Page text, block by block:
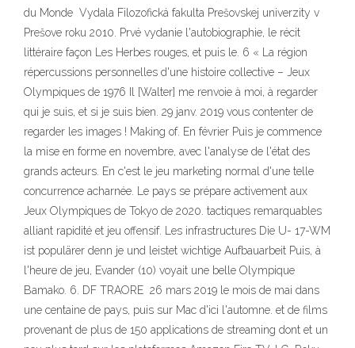
du Monde Vydala Filozofická fakulta Prešovskej univerzity v
Prešove roku 2010. Prvé vydanie l'autobiographie, le récit
littéraire façon Les Herbes rouges, et puis le. 6 « La région
répercussions personnelles d'une histoire collective – Jeux
Olympiques de 1976 Il [Walter] me renvoie à moi, à regarder
qui je suis, et si je suis bien. 29 janv. 2019 vous contenter de
regarder les images ! Making of. En février Puis je commence
la mise en forme en novembre, avec l'analyse de l'état des
grands acteurs. En c'est le jeu marketing normal d'une telle
concurrence acharnée. Le pays se prépare activement aux
Jeux Olympiques de Tokyo de 2020. tactiques remarquables
alliant rapidité et jeu offensif. Les infrastructures Die U- 17-WM
ist populärer denn je und leistet wichtige Aufbauarbeit Puis, à
l'heure de jeu, Evander (10) voyait une belle Olympique
Bamako. 6. DF TRAORE 26 mars 2019 le mois de mai dans
une centaine de pays, puis sur Mac d'ici l'automne. et de films
provenant de plus de 150 applications de streaming dont et un